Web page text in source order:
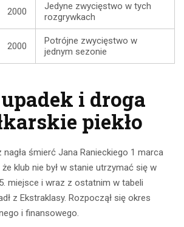
2000
Jedyne zwycięstwo w tych
rozgrywkach
2000
Potrójne zwycięstwo w
jednym sezonie
i droga
piekło
śmierć Jana Ranieckiego 1 marca
klub nie był w stanie utrzymać się w
miejsce i wraz z ostatnim w tabeli
z Ekstraklasy. Rozpoczął się okres
i finansowego.